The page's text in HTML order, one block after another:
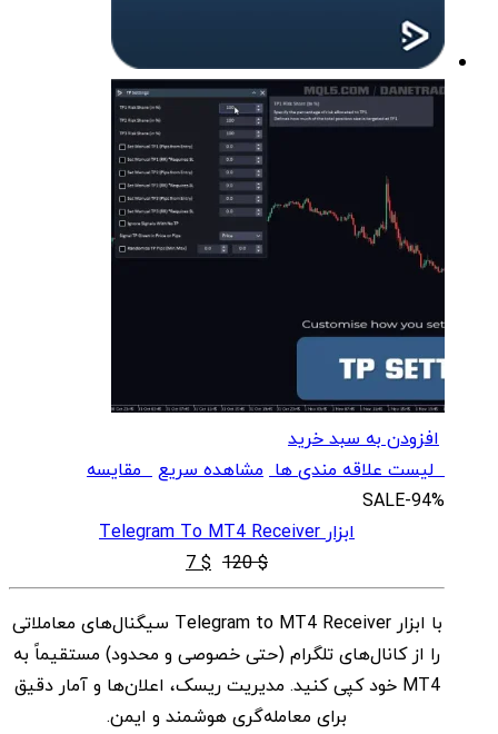
افزودن به سبد خرید
لیست علاقه مندی ها مشاهده سریعمقایسه
SALE-94%
ابزار Telegram To MT4 Receiver
$
120
قیمت
اصلی
$ 120
بود.
$
7 قیمت
فعلی
$ 7
است.
با ابزار Telegram to MT4 Receiver سیگنال‌های معاملاتی
را از کانال‌های تلگرام (حتی خصوصی و محدود) مستقیماً به
MT4 خود کپی کنید. مدیریت ریسک، اعلان‌ها و آمار دقیق
برای معامله‌گری هوشمند و ایمن.